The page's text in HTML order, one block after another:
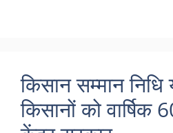
किसान सम्मान
किसानों को वार्षिक